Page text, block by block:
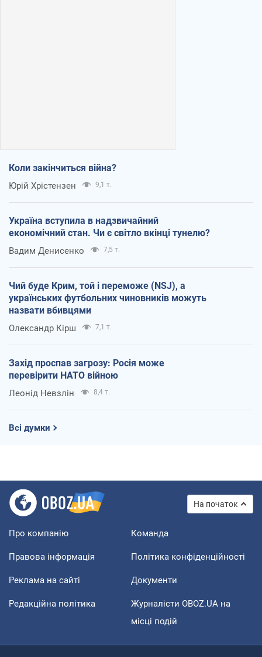
Коли закінчиться війна?
Юрій Хрістензен 9,1 т.
Україна вступила в надзвичайний
економічний стан. Чи є світло вкінці тунелю?
Вадим Денисенко 7,5 т.
Чий буде Крим, той і переможе (NSJ), а
українських футбольних чиновників можуть
назвати вбивцями
Олександр Кірш 7,1 т.
Захід проспав загрозу: Росія може
перевірити НАТО війною
Леонід Невзлін 8,4 т.
Всі думки
На початок
Про компанію Команда
Правова інформація Політика конфіденційності
Реклама на сайті Документи
Редакційна політика
Журналісти OBOZ.UA на
місці подій